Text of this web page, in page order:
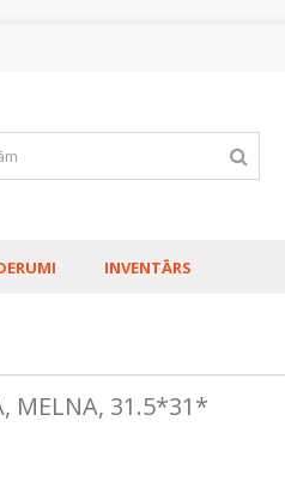
INVENTĀRS
MELNA, 31.5*31*